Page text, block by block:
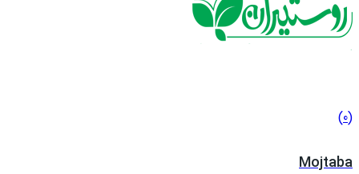
(0)
Mojtaba